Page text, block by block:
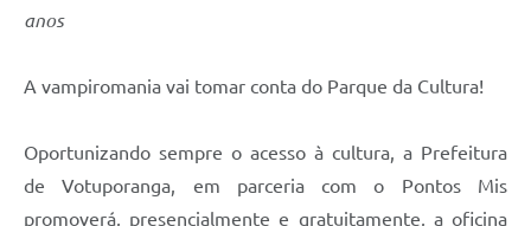
anos
A vampiromania vai tomar conta do Parque da Cultura!
Oportunizando sempre o acesso à cultura, a Prefeitura
de Votuporanga, em parceria com o Pontos Mis
promoverá, presencialmente e gratuitamente, a oficina